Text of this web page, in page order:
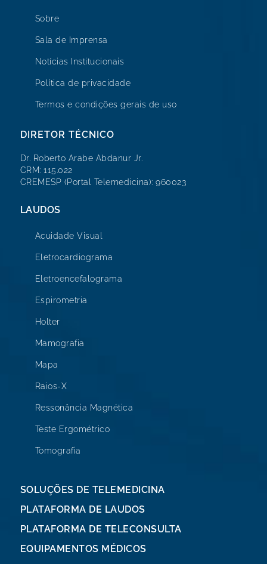
Sobre
Sala de Imprensa
Notícias Institucionais
Política de privacidade
Termos e condições gerais de uso
DIRETOR TÉCNICO
Dr. Roberto Arabe Abdanur Jr.
CRM: 115.022
CREMESP (Portal Telemedicina): 960023
LAUDOS
Acuidade Visual
Eletrocardiograma
Eletroencefalograma
Espirometria
Holter
Mamografia
Mapa
Raios-X
Ressonância Magnética
Teste Ergométrico
Tomografia
SOLUÇÕES DE TELEMEDICINA
PLATAFORMA DE LAUDOS
PLATAFORMA DE TELECONSULTA
EQUIPAMENTOS MÉDICOS